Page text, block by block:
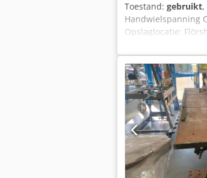
Toestand: gebruikt
Handwielspanning
Opslaglocatie: